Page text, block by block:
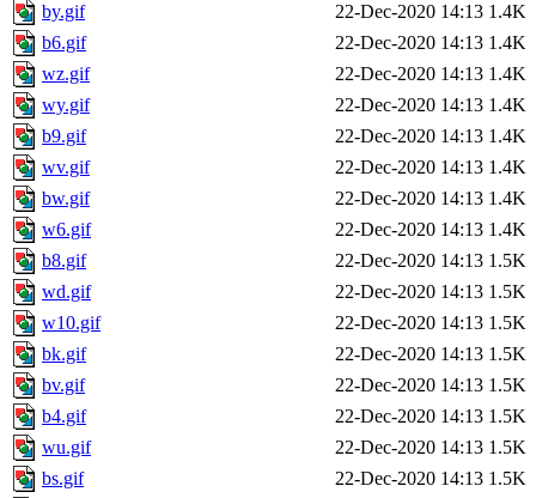
by.gif
22-Dec-2020 14:13 1.4K
b6.gif
22-Dec-2020 14:13 1.4K
wz.gif
22-Dec-2020 14:13 1.4K
wy.gif
22-Dec-2020 14:13 1.4K
b9.gif
22-Dec-2020 14:13 1.4K
wv.gif
22-Dec-2020 14:13 1.4K
bw.gif
22-Dec-2020 14:13 1.4K
w6.gif
22-Dec-2020 14:13 1.4K
b8.gif
22-Dec-2020 14:13 1.5K
wd.gif
22-Dec-2020 14:13 1.5K
w10.gif
22-Dec-2020 14:13 1.5K
bk.gif
22-Dec-2020 14:13 1.5K
bv.gif
22-Dec-2020 14:13 1.5K
b4.gif
22-Dec-2020 14:13 1.5K
wu.gif
22-Dec-2020 14:13 1.5K
bs.gif
22-Dec-2020 14:13 1.5K